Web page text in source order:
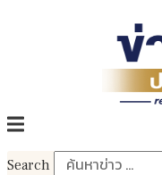
Search